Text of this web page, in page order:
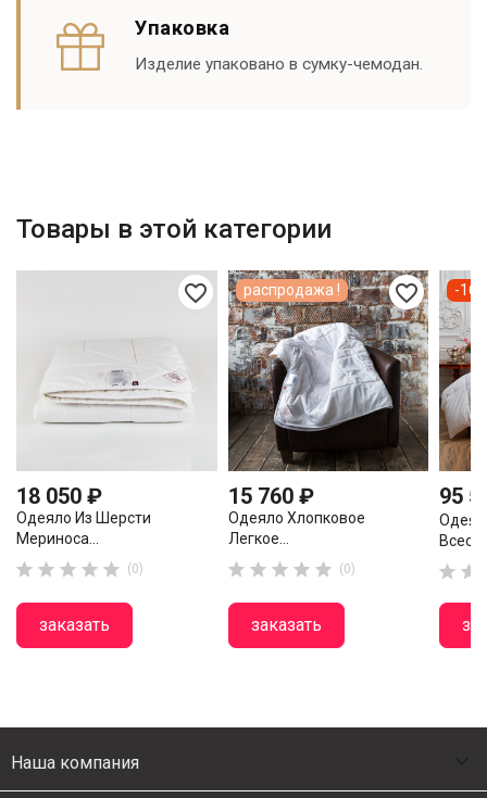
Упаковка
Изделие упаковано в сумку-чемодан.
Товары в этой категории
favorite_border
18 050 ₽
Одеяло Из Шерсти
Мериноса...
     (0)
заказать
favorite_border
15 760 ₽
Одеяло Хлопковое
Легкое...
     (0)
заказать
распродажа !
95
 
-16
Наша компания